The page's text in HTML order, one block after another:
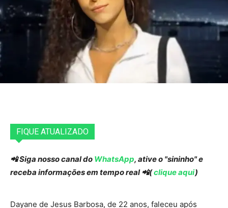
FIQUE ATUALIZADO
📲 Siga nosso canal do WhatsApp, ative o "sininho" e
receba informações em tempo real 📲(clique aqui)
Dayane de Jesus Barbosa, de 22 anos, faleceu após